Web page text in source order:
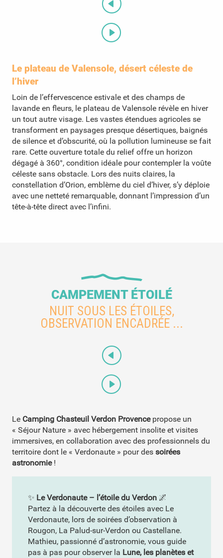
Le plateau de Valensole, désert céleste de
l’hiver
Loin de l’effervescence estivale et des champs de
lavande en fleurs, le plateau de Valensole révèle en hiver
un tout autre visage. Les vastes étendues agricoles se
transforment en paysages presque désertiques, baignés
de silence et d’obscurité, où la pollution lumineuse se fait
rare. Cette ouverture totale du relief offre un horizon
dégagé à 360°, condition idéale pour contempler la voûte
céleste sans obstacle. Lors des nuits claires, la
constellation d’Orion, emblème du ciel d’hiver, s’y déploie
avec une netteté remarquable, donnant l’impression d’un
tête-à-tête direct avec l’infini.
CAMPEMENT ÉTOILÉ
NUIT SOUS LES ÉTOILES,
OBSERVATION ENCADRÉE ...
Le Camping Chasteuil Verdon Provencepropose un
« Séjour Nature » avec hébergement insolite et visites
immersives, en collaboration avec des professionnels du
territoire dont le « Verdonaute » pour des soirées
astronomie!
✨ Le Verdonaute – l’étoile du Verdon 🌌
Partez à la découverte des étoiles avec Le
Verdonaute, lors de soirées d’observation à
Rougon, La Palud-sur-Verdon ou Castellane.
Mathieu, passionné d’astronomie, vous guide
pas à pas pour observer la Lune, les planètes et